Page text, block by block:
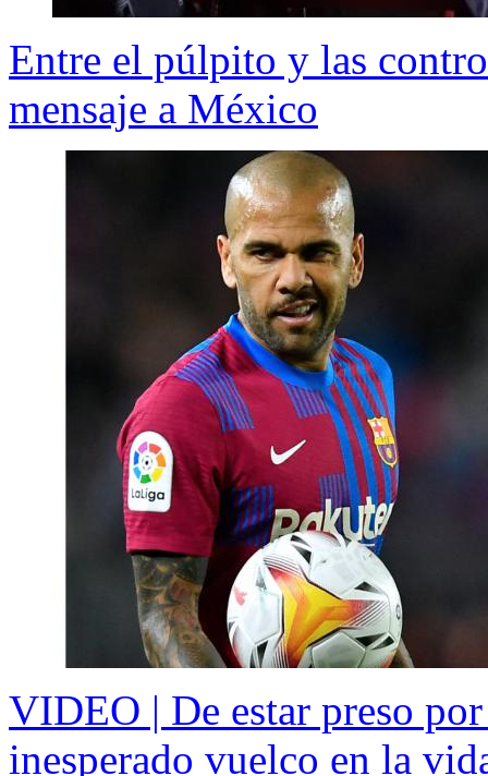
Entre el púlpito y las
mensaje a México
VIDEO | De estar preso
inesperado vuelco en la